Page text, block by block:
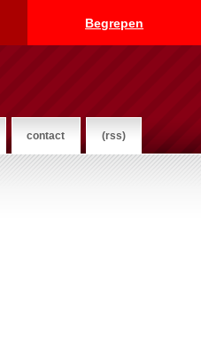
Begrepen
contact (rss)